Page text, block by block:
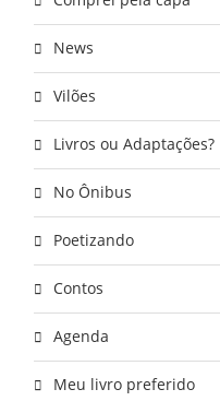
News
Vilões
Livros ou Adaptações?
No Ônibus
Poetizando
Contos
Agenda
Meu livro preferido